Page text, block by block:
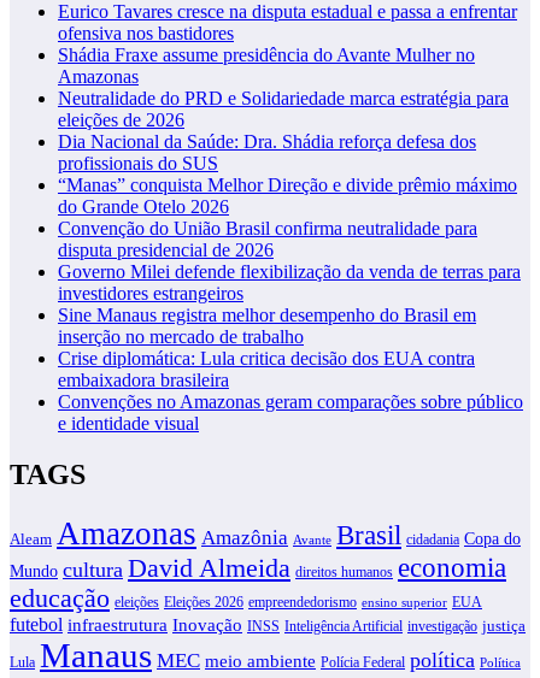
Eurico Tavares cresce na disputa estadual e passa a enfrentar
ofensiva nos bastidores
Shádia Fraxe assume presidência do Avante Mulher no
Amazonas
Neutralidade do PRD e Solidariedade marca estratégia para
eleições de 2026
Dia Nacional da Saúde: Dra. Shádia reforça defesa dos
profissionais do SUS
“Manas” conquista Melhor Direção e divide prêmio máximo
do Grande Otelo 2026
Convenção do União Brasil confirma neutralidade para
disputa presidencial de 2026
Governo Milei defende flexibilização da venda de terras para
investidores estrangeiros
Sine Manaus registra melhor desempenho do Brasil em
inserção no mercado de trabalho
Crise diplomática: Lula critica decisão dos EUA contra
embaixadora brasileira
Convenções no Amazonas geram comparações sobre público
e identidade visual
TAGS
Aleam Amazonas Amazônia Avante Brasil cidadania Copa do
Mundo cultura David Almeida direitos humanos economia
educação eleições Eleições 2026 empreendedorismo ensino superior EUA
futebol infraestrutura Inovação INSS Inteligência Artificial investigação justiça
Lula Manaus MEC meio ambiente Polícia Federal política Política